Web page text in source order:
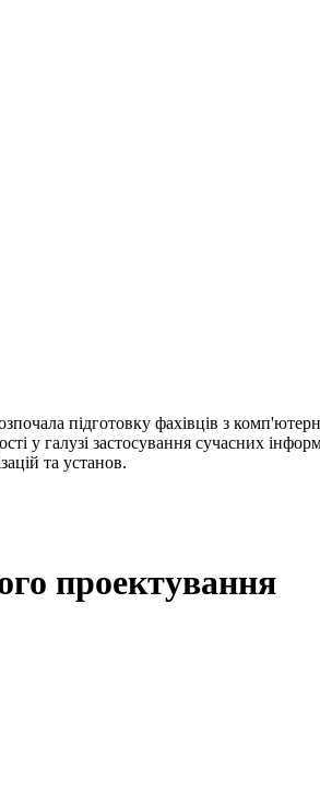
підготовку фахівців з
у галузі застосування сучасних
та установ.
проектування